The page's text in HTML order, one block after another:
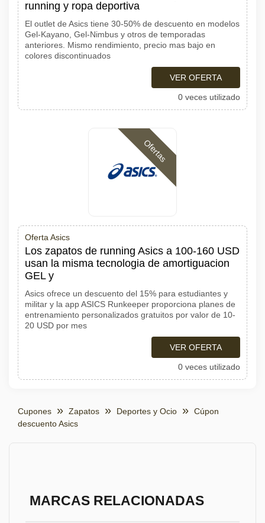
running y ropa deportiva
El outlet de Asics tiene 30-50% de descuento en modelos
Gel-Kayano, Gel-Nimbus y otros de temporadas
anteriores. Mismo rendimiento, precio mas bajo en
colores discontinuados
VER OFERTA
0 veces utilizado
Ofertas
Oferta Asics
Los zapatos de running Asics a 100-160 USD
usan la misma tecnologia de amortiguacion
GEL y
Asics ofrece un descuento del 15% para estudiantes y
militar y la app ASICS Runkeeper proporciona planes de
entrenamiento personalizados gratuitos por valor de 10-
20 USD por mes
VER OFERTA
0 veces utilizado
Cupones Zapatos Deportes y Ocio
Cúpon
descuento Asics
MARCAS RELACIONADAS